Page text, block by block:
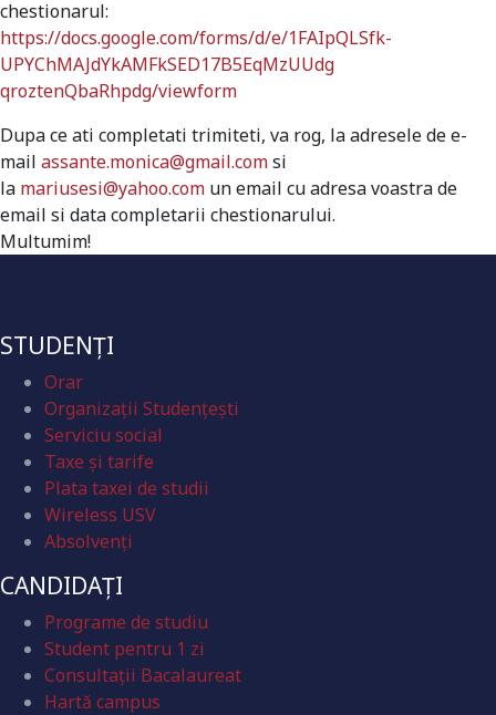
chestionarul:
https://docs.google.com/forms/d/e/1FAIpQLSfk-
UPYChMAJdYkAMFkSED17B5EqMzUUdg
qroztenQbaRhpdg/viewform
Dupa ce ati completati trimiteti, va rog, la adresele de e-
mail assante.monica@gmail.comsi
la mariusesi@yahoo.com un email cu adresa voastra de
email si data completarii chestionarului.
Multumim!
STUDENȚI
Orar
Organizaţii Studenţeşti
Serviciu social
Taxe și tarife
Plata taxei de studii
Wireless USV
Absolvenţi
CANDIDAȚI
Programe de studiu
Student pentru 1 zi
Consultații Bacalaureat
Hartă campus